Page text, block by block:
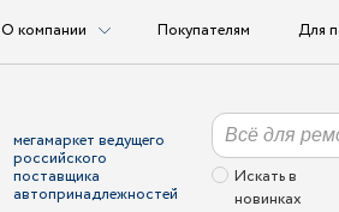
О компании Покупателям Для
мегамаркет ведущего
российского
поставщика
автопринадлежностей
Искать в
новинках